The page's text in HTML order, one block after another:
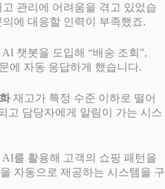
관리에 어려움을 겪고 있었습
에 대응할 인력이 부족했죠.
챗봇을 도입해 “배송 조회”,
에 자동 응답하게 했습니다.
재고가 특정 수준 이하로 떨어
고 담당자에게 알림이 가는 시스
AI를 활용해 고객의 쇼핑 패턴을
자동으로 제공하는 시스템을 구